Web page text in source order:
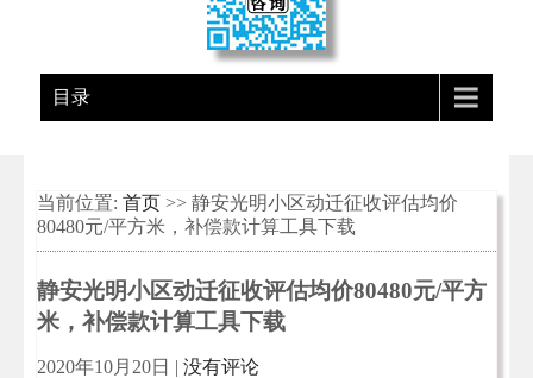
目录
当前位置: 首页 >> 静安光明小区动迁征收评估均价
80480元/平方米，补偿款计算工具下载
静安光明小区动迁征收评估均价80480元/平方
米，补偿款计算工具下载
2020年10月20日 | 没有评论